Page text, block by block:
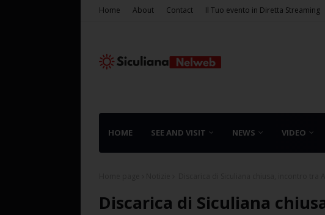
Home About Contact Il Tuo evento in Diretta Streaming
HOME SEE AND VISIT NEWS VIDEO
Discarica di Siculiana